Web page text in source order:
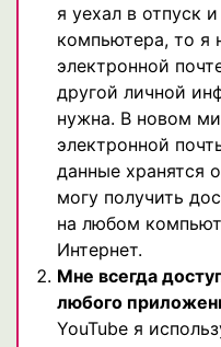
я уехал в отпуск
компьютера, то я
электронной
другой личной
нужна. В новом
электронной
данные хранятся
могу получить
на любом
Интернет.
Мне всегда
любого
YouTube я